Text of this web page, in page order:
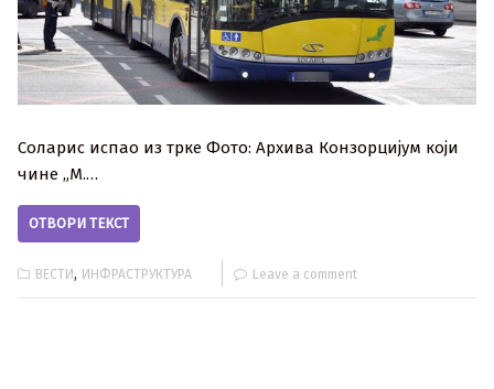
Соларис испао из трке Фото: Архива Конзорцијум који
чине „М.…
ОТВОРИ ТЕКСТ
ВЕСТИ, ИНФРАСТРУКТУРА Leave a comment